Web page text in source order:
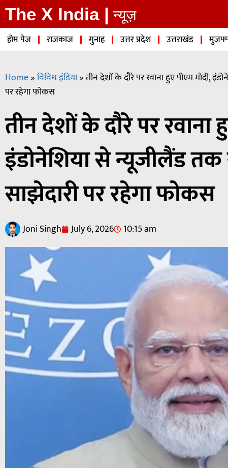
The X India | न्यूज़
होम पेज राजकाज गुनाह उत्तर प्रदेश उत्तराखंड
Home»विविध इंडिया»तीन देशों के दौरे पर रवाना हुए पीएम मोदी,
पर रहेगा फोकस
तीन देशों के दौरे पर रवाना
इंडोनेशिया से न्यूजीलैंड
साझेदारी पर रहेगा फोकस
Joni Singh July 6, 2026 10:15 am